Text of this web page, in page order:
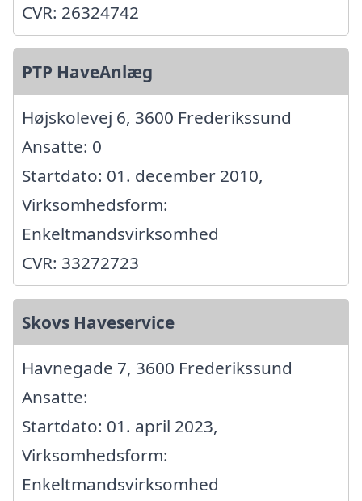
CVR: 26324742
PTP HaveAnlæg
Højskolevej 6, 3600 Frederikssund
Ansatte: 0
Startdato: 01. december 2010,
Virksomhedsform:
Enkeltmandsvirksomhed
CVR: 33272723
Skovs Haveservice
Havnegade 7, 3600 Frederikssund
Ansatte:
Startdato: 01. april 2023,
Virksomhedsform:
Enkeltmandsvirksomhed